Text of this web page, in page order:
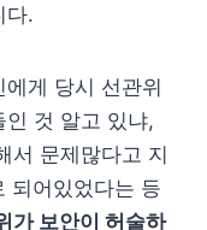
다.
게 당시 선관위
인 것 알고 있냐,
서 문제많다고 지
되어있었다는 등
가 보안이 허술하